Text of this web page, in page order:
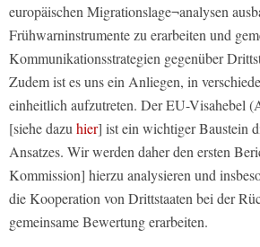
europäischen Migrationslage¬analysen
Frühwarninstrumente zu erarbeiten und
Kommunikationsstrategien gegenüber
Zudem ist es uns ein Anliegen, in
einheitlich aufzutreten. Der EU-Visahebel
[siehe dazu hier] ist ein wichtiger Baustein
Ansatzes. Wir werden daher den ersten
Kommission] hierzu analysieren und
die Kooperation von Drittstaaten bei der
gemeinsame Bewertung erarbeiten.